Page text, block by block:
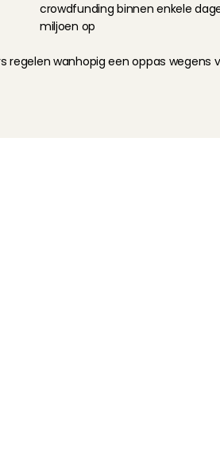
crowdfunding binnen enkele
miljoen op
regelen wanhopig een oppas wegens